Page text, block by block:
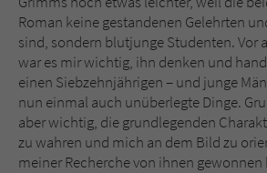
Roman keine gestandenen Gelehrten
sind, sondern blutjunge Studenten. Vor
war es mir wichtig, ihn denken und
einen Siebzehnjährigen – und junge
nun einmal auch unüberlegte Dinge.
aber wichtig, die grundlegenden
zu wahren und mich an dem Bild zu
meiner Recherche von ihnen gewonnen
Zweck
Dieses Cookie
Kommunikation der
Benutzer. Es wird benötigt
Sicherheitscode des
überprüfen.